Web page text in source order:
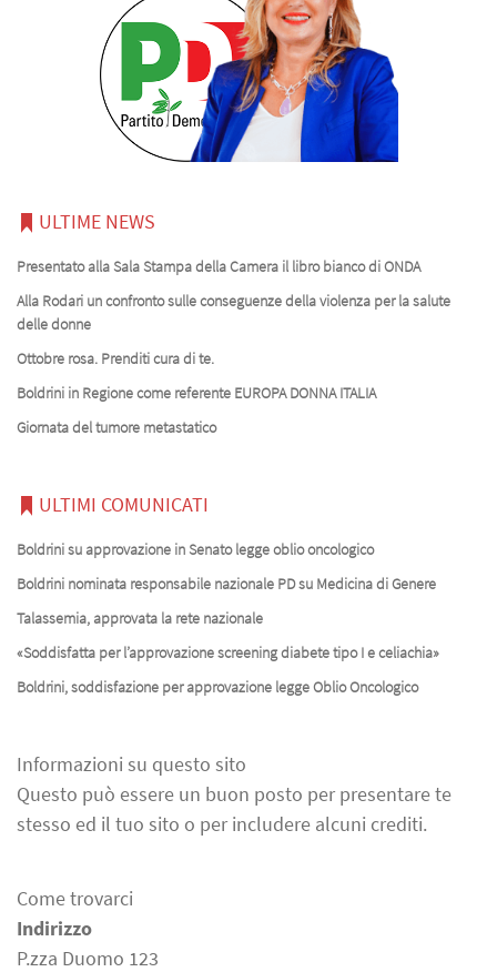
ULTIME NEWS
Presentato alla Sala Stampa della Camera il libro bianco di ONDA
Alla Rodari un confronto sulle conseguenze della violenza per la salute
delle donne
Ottobre rosa. Prenditi cura di te.
Boldrini in Regione come referente EUROPA DONNA ITALIA
Giornata del tumore metastatico
ULTIMI COMUNICATI
Boldrini su approvazione in Senato legge oblio oncologico
Boldrini nominata responsabile nazionale PD su Medicina di Genere
Talassemia, approvata la rete nazionale
«Soddisfatta per l’approvazione screening diabete tipo I e celiachia»
Boldrini, soddisfazione per approvazione legge Oblio Oncologico
Informazioni su questo sito
Questo può essere un buon posto per presentare te
stesso ed il tuo sito o per includere alcuni crediti.
Come trovarci
Indirizzo
P.zza Duomo 123